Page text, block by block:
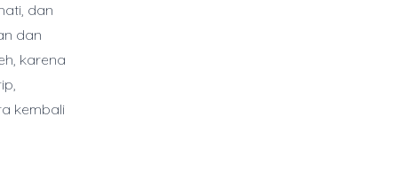
dan
dan
karena
kembali